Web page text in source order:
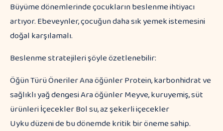
Büyüme dönemlerinde çocukların beslenme ihtiyacı
artıyor. Ebeveynler, çocuğun daha sık yemek istemesini
doğal karşılamalı.
Beslenme stratejileri şöyle özetlenebilir:
Öğün Türü Öneriler Ana öğünler Protein, karbonhidrat ve
sağlıklı yağ dengesi Ara öğünler Meyve, kuruyemiş, süt
ürünleri İçecekler Bol su, az şekerli içecekler
Uyku düzeni de bu dönemde kritik bir öneme sahip.